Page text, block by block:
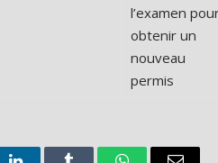
l’examen
obtenir un
nouveau
permis